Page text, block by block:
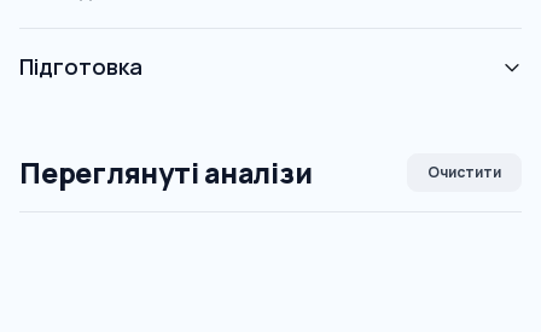
Підготовка
Переглянуті аналізи Очистити